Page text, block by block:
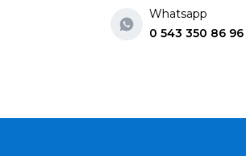
Whatsapp
0 543 350 86 96